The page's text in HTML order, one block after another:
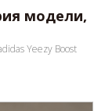
модели,
Yeezy Boost